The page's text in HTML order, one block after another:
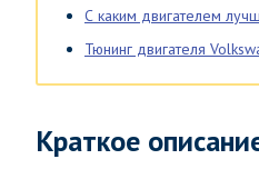
С каким двигателем
Тюнинг двигателя
Краткое